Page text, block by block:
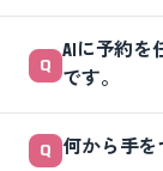
かっている事業でな
丈夫です。
API設計やMCP対応
発パートナーと組
十分です。
AIに予約を
です。
する「ハイブリッ
何から手を